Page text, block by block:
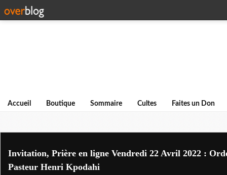
Accueil Boutique Sommaire Cultes Faites un Don
Invitation, Prière en ligne Vendredi 22 Avril 2022 :
Pasteur Henri Kpodahi